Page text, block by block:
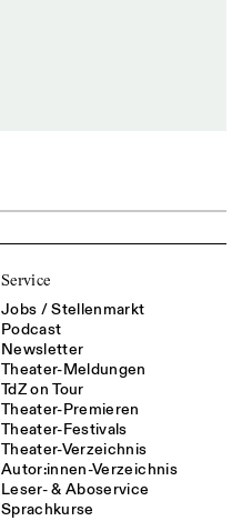
Service
Jobs / Stellenmarkt
Podcast
Newsletter
Theater-Meldungen
TdZ on Tour
Theater-Premieren
Theater-Festivals
Theater-Verzeichnis
Autor:innen-Verzeichnis
Leser- & Aboservice
Sprachkurse